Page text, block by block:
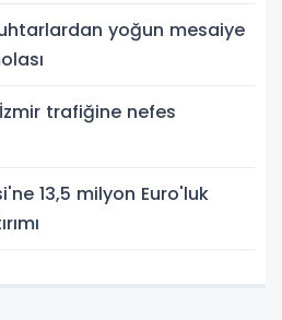
yoğun mesaiye
trafiğine nefes
13,5 milyon Euro'luk